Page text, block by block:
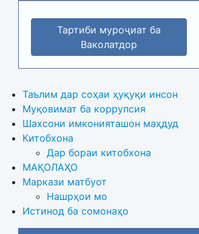
Тартиби муроҷиат ба
Ваколатдор
Таълим дар соҳаи ҳуқуқи инсон
Муқовимат ба коррупсия
Шахсони имконияташон маҳдуд
Китобхона
Дар бораи китобхона
МАҚОЛАҲО
Маркази матбуот
Нашрҳои мо
Истинод ба сомонаҳо